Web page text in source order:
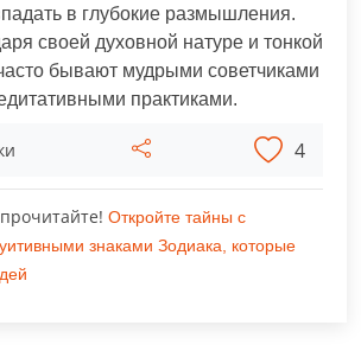
в глубокие размышления.
своей духовной натуре и тонкой
бывают мудрыми советчиками
практиками.
4
Откройте тайны с
знаками Зодиака, которые